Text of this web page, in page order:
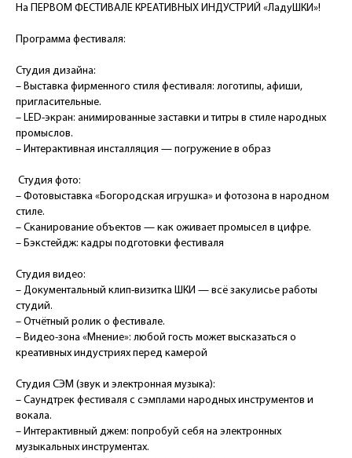
На ПЕРВОМ ФЕСТИВАЛЕ КРЕАТИВНЫХ ИНДУСТРИЙ «ЛадуШКИ»!
Программа фестиваля:
Студия дизайна:
– Выставка фирменного стиля фестиваля: логотипы, афиши,
пригласительные.
– LED-экран: анимированные заставки и титры в стиле народных
промыслов.
– Интерактивная инсталляция — погружение в образ
Студия фото:
– Фотовыставка «Богородская игрушка» и фотозона в народном
стиле.
– Сканирование объектов — как оживает промысел в цифре.
– Бэкстейдж: кадры подготовки фестиваля
Студия видео:
– Документальный клип-визитка ШКИ — всё закулисье работы
студий.
– Отчётный ролик о фестивале.
– Видео-зона «Мнение»: любой гость может высказаться о
креативных индустриях перед камерой
Студия СЭМ (звук и электронная музыка):
– Саундтрек фестиваля с сэмплами народных инструментов и
вокала.
– Интерактивный джем: попробуй себя на электронных
музыкальных инструментах.